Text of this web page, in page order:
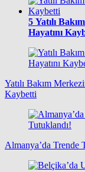
5 Yatılı
Hayatını
Yatılı Bakım
Kaybetti
Almanya’da Trende